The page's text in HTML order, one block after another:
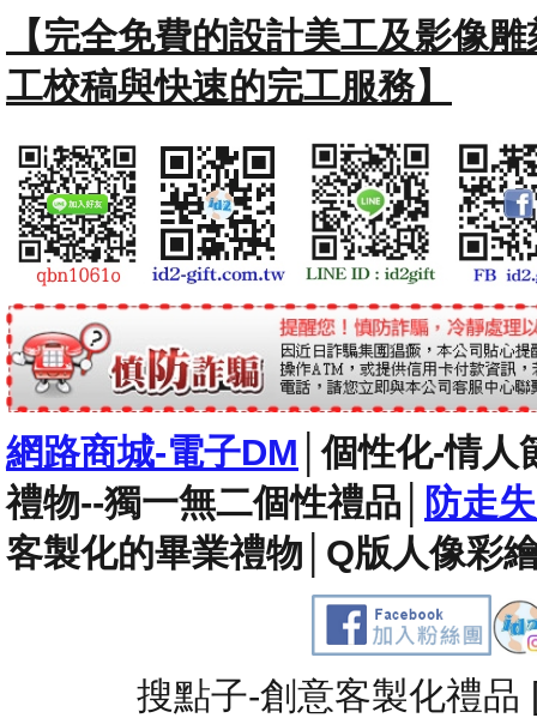
【完全免費的設計美工及影像
工校稿與快速的完工服務】
網路商城-電子DM │個性化-情人
禮物--獨一無二個性禮品
防走
客製化的畢業禮物 Q版人像彩
搜點子-創意客製化禮